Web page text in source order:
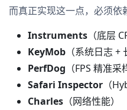
而真正实现这一点，必须依
Instruments （底层
KeyMob （系统日志 +
PerfDog （FPS 精准采
Safari Inspector （
Charles （网络性能）